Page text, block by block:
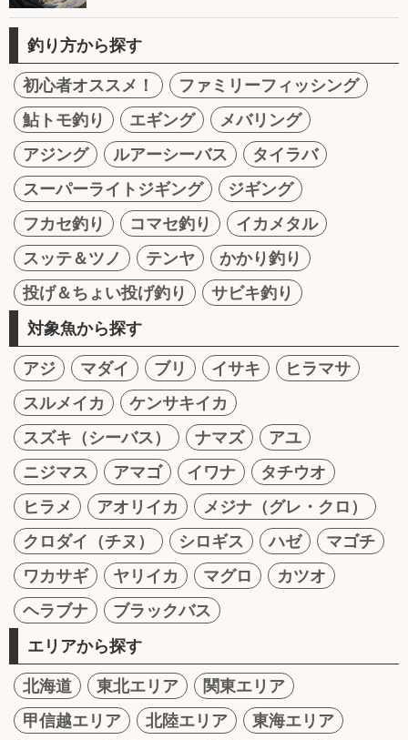
釣り方から探す
初心者オススメ！
ファミリーフィッシング
鮎トモ釣り
エギング
メバリング
アジング
ルアーシーバス
タイラバ
スーパーライトジギング
ジギング
フカセ釣り
コマセ釣り
イカメタル
スッテ＆ツノ
テンヤ
かかり釣り
投げ＆ちょい投げ釣り
サビキ釣り
対象魚から探す
アジ マダイ ブリ イサキ
ヒラマサ
スルメイカ
ケンサキイカ
スズキ（シーバス）
ナマズ
アユ
ニジマス
アマゴ イワナ
タチウオ
ヒラメ
アオリイカ
メジナ（グレ・クロ）
クロダイ（チヌ）
シロギス ハゼ
マゴチ
ワカサギ
ヤリイカ マグロ
カツオ
ヘラブナ
ブラックバス
エリアから探す
北海道 東北エリア
関東エリア
甲信越エリア
北陸エリア
東海エリア